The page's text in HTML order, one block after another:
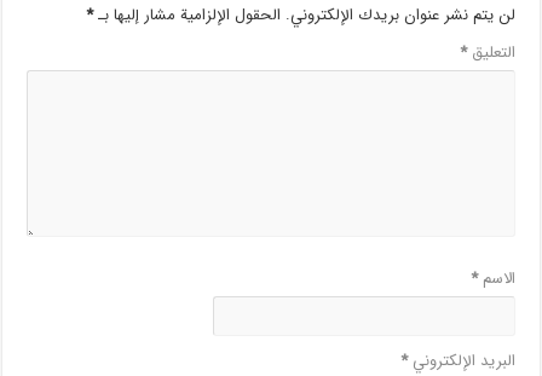
لن يتم نشر عنوان بريدك الإلكتروني. الحقول الإلزامية مشار إليها بـ*
التعليق*
الاسم*
البريد الإلكتروني*